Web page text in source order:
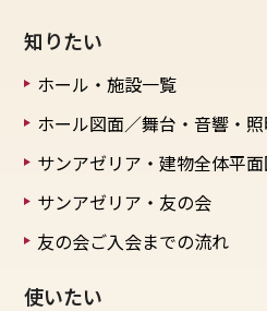
知りたい
ホール・施設一覧
ホール図面／舞台・音響・
サンアゼリア・建物全体平
サンアゼリア・友の会
友の会ご入会までの流れ
使いたい